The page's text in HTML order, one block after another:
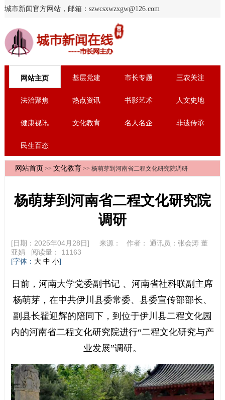
城市新闻官方网站，邮箱：szwcsxwzxgw@126.com
网站主页 基层党建 市长专题 三农关注
法治聚焦 热点资讯 书影艺术 人文史地
健康视讯 文化教育 名人名企 非遗传承
民生百态
网站首页 >> 文化教育 >> 杨萌芽到河南省二程文化研究院调研
杨萌芽到河南省二程文化研究院
调研
[日期：2025年04月28日] 来源： 作者： 通讯员：张会涛 董
亚娟 阅读量： 11163
[字体： 大 中 小]
日前，河南大学党委副书记 、河南省社科联副主席
杨萌芽，在中共伊川县委常委、县委宣传部部长、
副县长翟迎辉的陪同下，到位于伊川县二程文化园
内的河南省二程文化研究院进行“二程文化研究与产
业发展”调研。